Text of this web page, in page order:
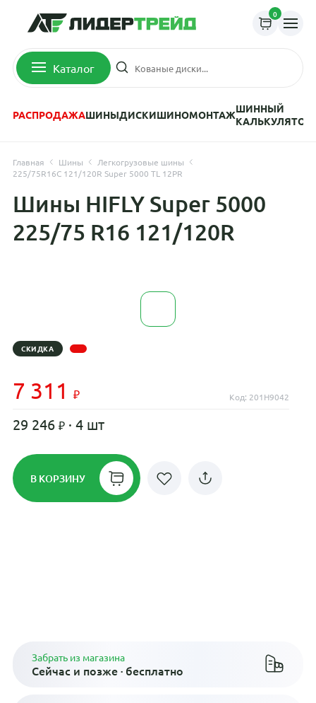
0
Каталог
РАСПРОДАЖАШИНЫДИСКИШИНОМОНТАЖШИННЫЙ
КАЛЬКУЛЯТОР
Главная Шины
Легкогрузовые шины
225/75R16C 121/120R Super 5000 TL 12PR
Шины HIFLY Super 5000
225/75 R16 121/120R
СКИДКА
7 311 Код: 201H9042
29 246 · 4 шт
В КОРЗИНУ
Забрать из магазина
Сейчас и позже · бесплатно